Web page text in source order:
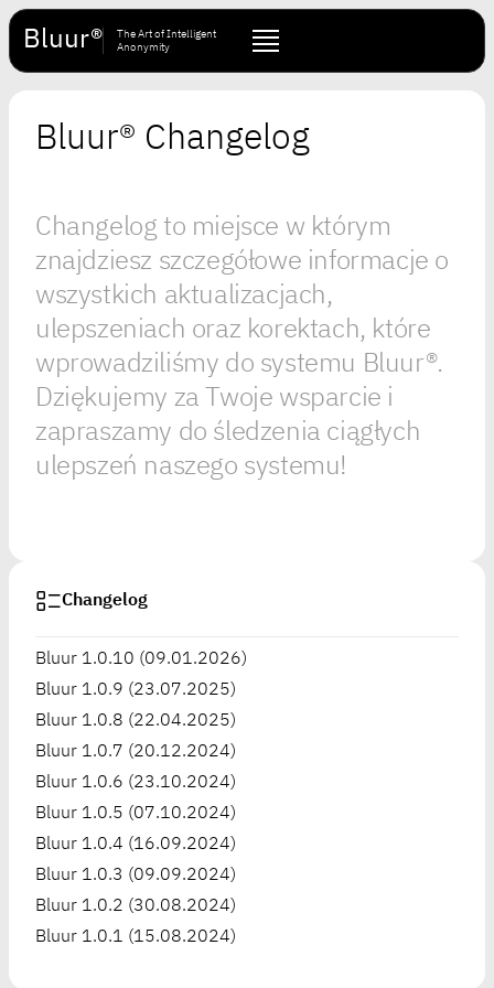
Bluur®
The Art of Intelligent
Anonymity
Changelog
Bluur 1.0.10 (09.01.2026)
Bluur 1.0.9 (23.07.2025)
Bluur 1.0.8 (22.04.2025)
Bluur 1.0.7 (20.12.2024)
Bluur 1.0.6 (23.10.2024)
Bluur 1.0.5 (07.10.2024)
Bluur 1.0.4 (16.09.2024)
Bluur 1.0.3 (09.09.2024)
Bluur 1.0.2 (30.08.2024)
Bluur 1.0.1 (15.08.2024)
Bluur® Changelog
Changelog to miejsce w którym
znajdziesz szczegółowe informacje o
wszystkich aktualizacjach,
ulepszeniach oraz korektach, które
wprowadziliśmy do systemu Bluur®.
Dziękujemy za Twoje wsparcie i
zapraszamy do śledzenia ciągłych
ulepszeń naszego systemu!